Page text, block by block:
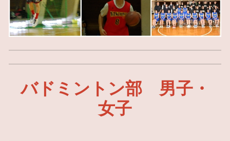
バドミントン部 男子・
女子